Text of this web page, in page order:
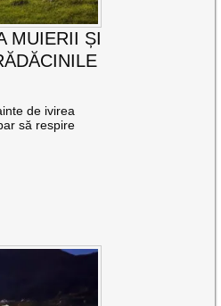
MUIERII ȘI
de ivirea
să respire